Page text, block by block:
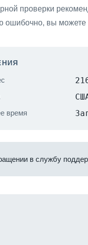
проверки
ошибочно, вы можете
время
в службу